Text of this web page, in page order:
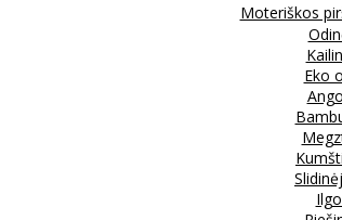
Moteriškos
Eko